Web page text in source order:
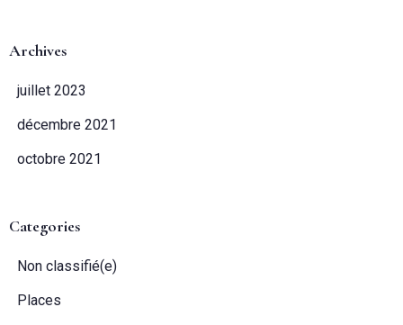
Archives
juillet 2023
décembre 2021
octobre 2021
Categories
Non classifié(e)
Places
Arrivée